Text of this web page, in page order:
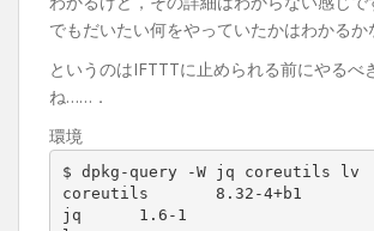
でもだいたい何をやっていたかはわかるか
というのはIFTTTに止められる前にやるべ
ね……．
環境
$ dpkg-query -W jq coreutils lv
coreutils       8.32-4+b1
jq      1.6-1